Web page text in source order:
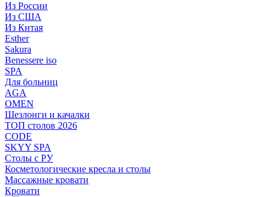
Из России
Из США
Из Китая
Esther
Sakura
Benessere iso
SPA
Для больниц
AGA
OMEN
Шезлонги и качалки
ТОП столов 2026
CODE
SKYY SPA
Столы с РУ
Косметологические кресла и столы
Массажные кровати
Кровати